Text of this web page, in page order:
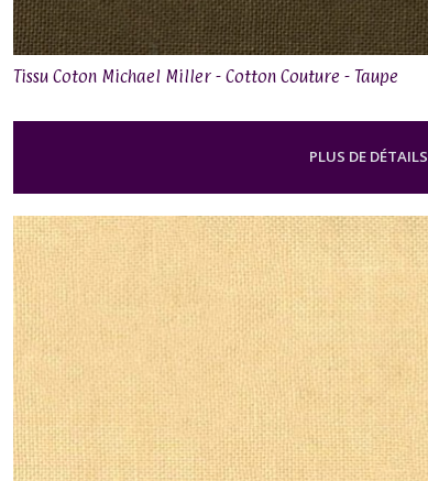
Tissu Coton Michael Miller - Cotton Couture - Taupe
PLUS DE DÉTAILS